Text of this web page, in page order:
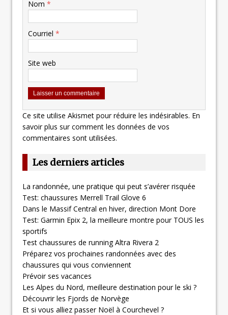
Nom *
Courriel *
Site web
Ce site utilise Akismet pour réduire les indésirables. En
savoir plus sur comment les données de vos
commentaires sont utilisées.
Les derniers articles
La randonnée, une pratique qui peut s’avérer risquée
Test: chaussures Merrell Trail Glove 6
Dans le Massif Central en hiver, direction Mont Dore
Test: Garmin Epix 2, la meilleure montre pour TOUS les
sportifs
Test chaussures de running Altra Rivera 2
Préparez vos prochaines randonnées avec des
chaussures qui vous conviennent
Prévoir ses vacances
Les Alpes du Nord, meilleure destination pour le ski ?
Découvrir les Fjords de Norvège
Et si vous alliez passer Noël à Courchevel ?